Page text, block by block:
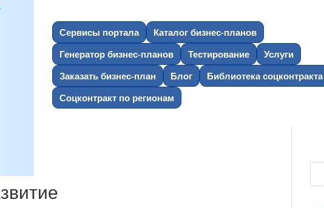
Сервисы портала
Каталог бизнес-планов
Генератор бизнес-планов
Тестирование
Услуги
Заказать бизнес-план
Блог
Библиотека соцконтракта
Соцконтракт по регионам